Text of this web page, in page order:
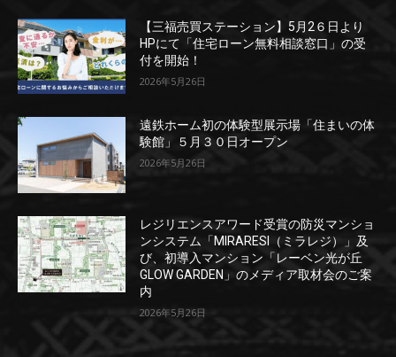
【三福売買ステーション】5月2６日より
HPにて「住宅ローン無料相談窓口」の受
付を開始！
2026年5月26日
遠鉄ホーム初の体験型展示場「住まいの体
験館」５月３０日オープン
2026年5月26日
レジリエンスアワード受賞の防災マンショ
ンシステム「MIRARESI（ミラレジ）」及
び、初導入マンション「レーベン光が丘
GLOW GARDEN」のメディア取材会のご案
内
2026年5月26日